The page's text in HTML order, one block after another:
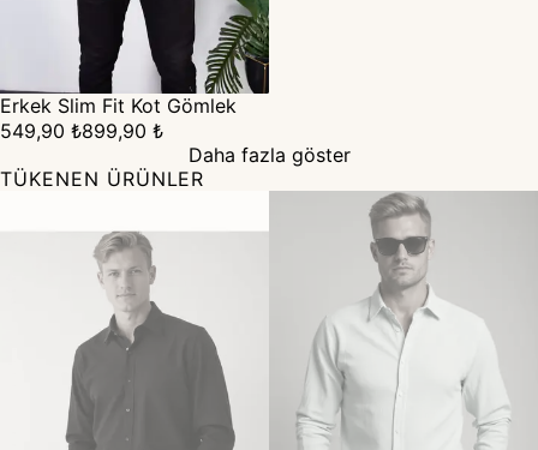
Erkek Slim Fit Kot Gömlek
549,90 ₺899,90 ₺
Daha fazla göster
TÜKENEN ÜRÜNLER